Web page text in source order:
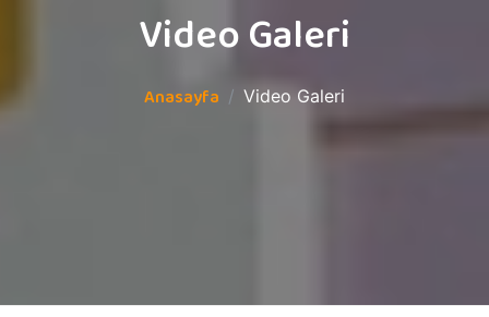
Video Galeri
Anasayfa Video Galeri